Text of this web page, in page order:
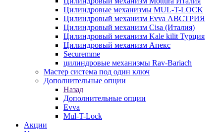
Цилиндровые механизмы MUL-T-LOCK
Цилиндровый механизм Evva АВСТРИЯ
Цилиндровый механизм Cisa (Италия)
Цилиндровый механизм Kale kilit Турция
Цилиндровый механизм Апекс
Securemme
цилиндровые механизмы Rav-Bariach
Мастер система под один ключ
Дополнительные опции
Назад
Дополнительные опции
Evva
Mul-T-Lock
Акции